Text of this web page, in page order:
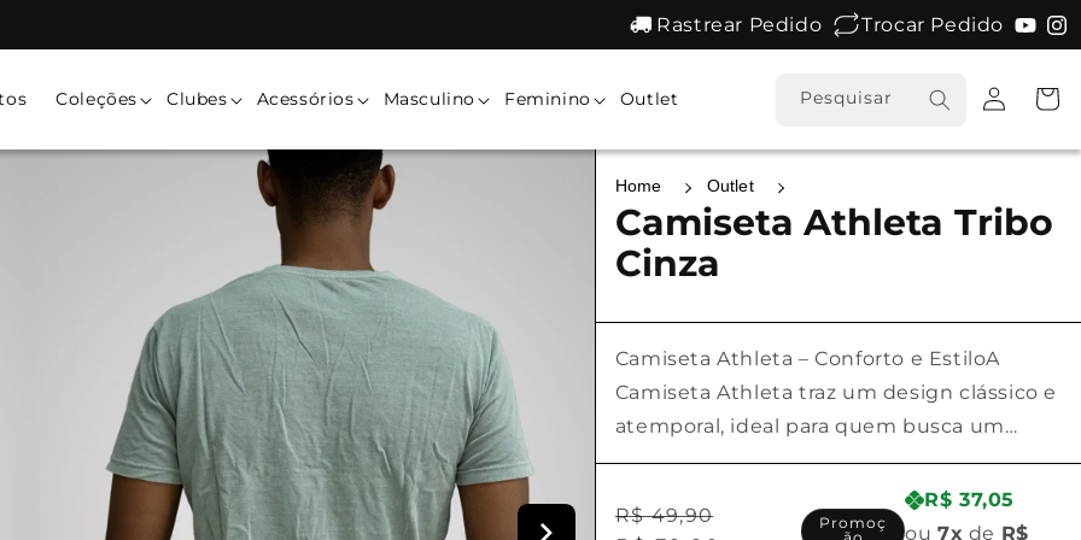
Rastrear Pedido Trocar Pedido
Coleções Clubes Acessórios Masculino Feminino Outlet Pesquisar
login
Home Outlet
Camiseta Athleta Tribo
Cinza
Camiseta Athleta – Conforto e EstiloA
Camiseta Athleta traz um design clássico e
atemporal, ideal para quem busca um
visual casual e esportivo sem abrir mão do
conforto. Fabricada com tecido macio e
leve, essa peça proporciona toque suave
Preço
R$ 49,90
Promoç
ou 7x de R$
R$ 37,05